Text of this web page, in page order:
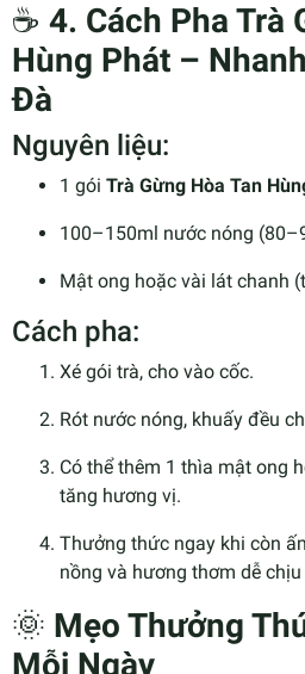
☕ 4. Cách Pha Trà
Hùng Phát –
Đà
Nguyên liệu:
1 gói Trà Gừng Hòa Tan
100–150ml nước nóng
Mật ong hoặc vài lát chanh
Cách pha:
Xé gói trà, cho vào cốc.
Rót nước nóng, khuấy đều
Có thể thêm 1 thìa mật ong
tăng hương vị.
Thưởng thức ngay khi còn
nồng và hương thơm dễ
🌞 Mẹo Thưởng
Mỗi Ngày